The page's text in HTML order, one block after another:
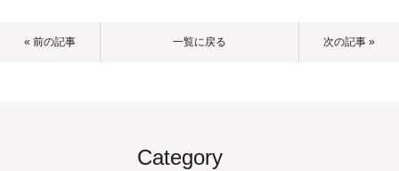
« 前の記事 一覧に戻る 次の記事 »
Category